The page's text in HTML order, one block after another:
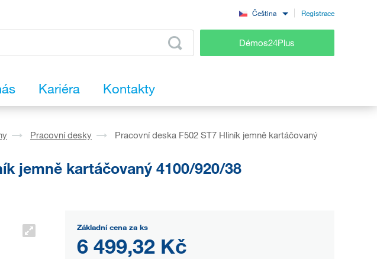
Čeština Registrace
Démos24Plus
Kariéra Kontakty
Pracovní desky
Pracovní deska F502 ST7 Hliník jemně kartáčovaný
jemně kartáčovaný 4100/920/38
Základní cena za ks
6 499,32 Kč